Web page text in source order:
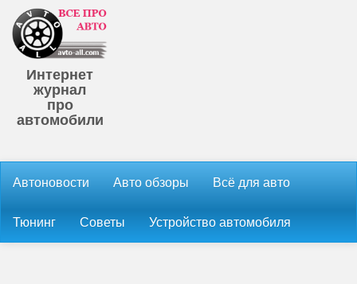
Интернет
журнал
про
автомобили
Автоновости Авто обзоры Всё для авто
Тюнинг Советы Устройство автомобиля